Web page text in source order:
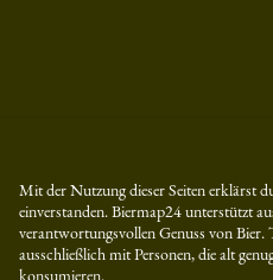
Mit der Nutzung dieser Seiten erklärst
einverstanden. Biermap24 unterstützt
verantwortungsvollen Genuss von Bier.
ausschließlich mit Personen, die alt
konsumieren.